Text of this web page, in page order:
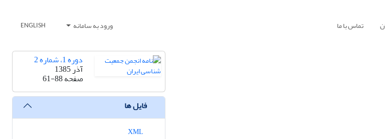
تماس با ما ورود به سامانه ENGLISH
دوره 1، شماره 2
آذر 1385
صفحه61-88
فایل ها